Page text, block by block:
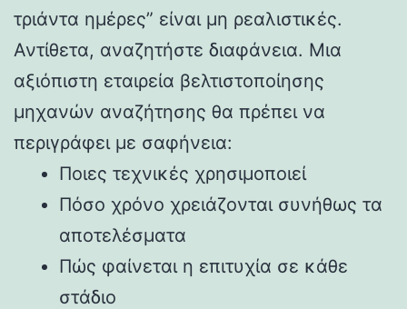
τριάντα ημέρες” είναι μη ρεαλιστικές.
Αντίθετα, αναζητήστε διαφάνεια. Μια
αξιόπιστη εταιρεία βελτιστοποίησης
μηχανών αναζήτησης θα πρέπει να
περιγράφει με σαφήνεια:
Ποιες τεχνικές χρησιμοποιεί
Πόσο χρόνο χρειάζονται συνήθως τα
αποτελέσματα
Πώς φαίνεται η επιτυχία σε κάθε
στάδιο